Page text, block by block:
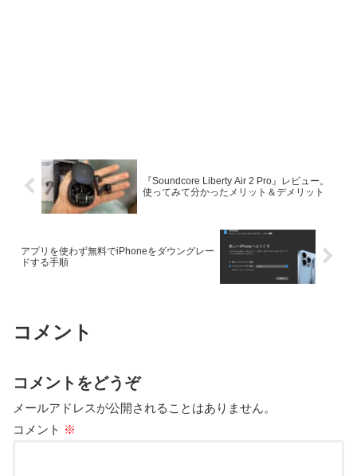
『Soundcore Liberty Air 2 Pro』レビュー。
使ってみて分かったメリット＆デメリット
アプリを使わず無料でiPhoneをダウングレー
ドする手順
コメント
コメントをどうぞ
メールアドレスが公開されることはありません。
コメント ※